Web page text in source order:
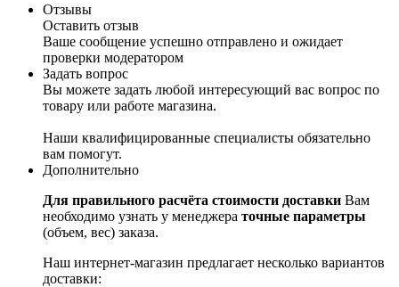
Отзывы
Оставить отзыв
Ваше сообщение успешно отправлено и ожидает
проверки модератором
Задать вопрос
Вы можете задать любой интересующий вас вопрос по
товару или работе магазина.
Наши квалифицированные специалисты обязательно
вам помогут.
Дополнительно
Для правильного расчёта стоимости доставки Вам
необходимо узнать у менеджера точные параметры
(объем, вес) заказа.
Наш интернет-магазин предлагает несколько вариантов
доставки: